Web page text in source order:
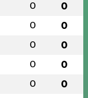
0 0
0 0
0 0
0 0
0 0